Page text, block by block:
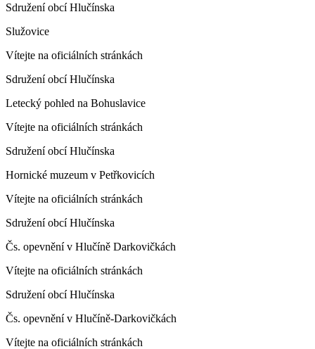
Sdružení obcí Hlučínska
Služovice
Vítejte na oficiálních stránkách
Sdružení obcí Hlučínska
Letecký pohled na Bohuslavice
Vítejte na oficiálních stránkách
Sdružení obcí Hlučínska
Hornické muzeum v Petřkovicích
Vítejte na oficiálních stránkách
Sdružení obcí Hlučínska
Čs. opevnění v Hlučíně Darkovičkách
Vítejte na oficiálních stránkách
Sdružení obcí Hlučínska
Čs. opevnění v Hlučíně-Darkovičkách
Vítejte na oficiálních stránkách